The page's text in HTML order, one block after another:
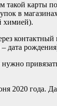
карты
в
химией).
дата
года.